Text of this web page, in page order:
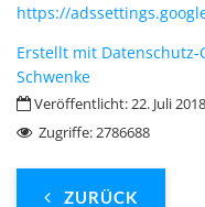
https://
Erstellt mit Datenschutz-
Schwenke
Veröffentlicht: 22. Juli 2018
Zugriffe: 2786688
ZURÜCK